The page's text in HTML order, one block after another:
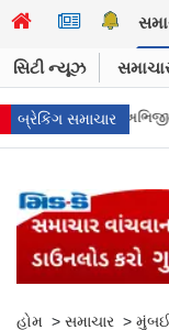
સિટી ન્યૂઝ
બ્રેકિંગ સમાચાર
બહાર શરૂ કરી ભૂખ
હોમ > સમાચાર > મુંબઈ